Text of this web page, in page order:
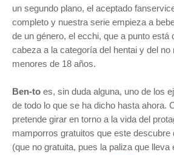
un segundo plano, el aceptado
completo y nuestra serie empieza a
de un género, el ecchi, que a punto está
cabeza a la categoría del hentai y del no
menores de 18 años.
Ben-to es, sin duda alguna, uno de los
de todo lo que se ha dicho hasta ahora.
pretende girar en torno a la vida del
mamporros gratuitos que este descubre
(que no gratuita, pues la paliza que